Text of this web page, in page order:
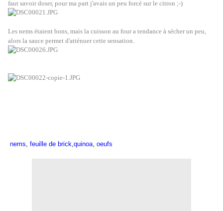
faut savoir doser, pour ma part j'avais un peu forcé sur le citron ;-)
Les nems étaient bons, mais la cuisson au four a tendance à sécher un peu,
alors la sauce permet d'atténuer cette sensation.
nems, feuille de brick,quinoa, oeufs